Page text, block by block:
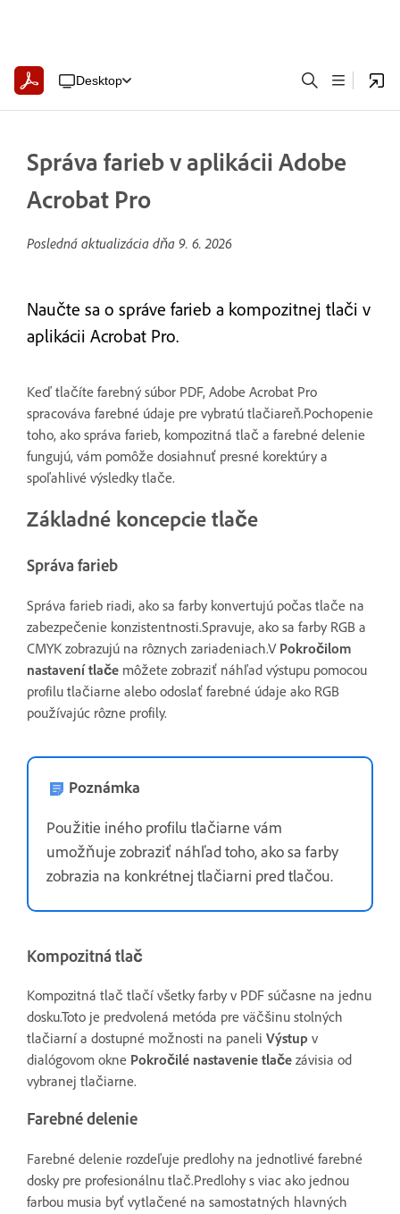
Desktop
Správa farieb v aplikácii Adobe
Acrobat Pro
Posledná aktualizácia dňa 9. 6. 2026
Naučte sa o správe farieb a kompozitnej tlači v
aplikácii Acrobat Pro.
Keď tlačíte farebný súbor PDF, Adobe Acrobat Pro
spracováva farebné údaje pre vybratú tlačiareň.Pochopenie
toho, ako správa farieb, kompozitná tlač a farebné delenie
fungujú, vám pomôže dosiahnuť presné korektúry a
spoľahlivé výsledky tlače.
Základné koncepcie tlače
Správa farieb
Správa farieb riadi, ako sa farby konvertujú počas tlače na
zabezpečenie konzistentnosti.Spravuje, ako sa farby RGB a
CMYK zobrazujú na rôznych zariadeniach.V Pokročilom
nastavení tlače môžete zobraziť náhľad výstupu pomocou
profilu tlačiarne alebo odoslať farebné údaje ako RGB
používajúc rôzne profily.
Poznámka
Použitie iného profilu tlačiarne vám
umožňuje zobraziť náhľad toho, ako sa farby
zobrazia na konkrétnej tlačiarni pred tlačou.
Kompozitná tlač
Kompozitná tlač tlačí všetky farby v PDF súčasne na jednu
dosku.Toto je predvolená metóda pre väčšinu stolných
tlačiarní a dostupné možnosti na paneli Výstup v
dialógovom okne Pokročilé nastavenie tlače závisia od
vybranej tlačiarne.
Farebné delenie
Farebné delenie rozdeľuje predlohy na jednotlivé farebné
dosky pre profesionálnu tlač.Predlohy s viac ako jednou
farbou musia byť vytlačené na samostatných hlavných